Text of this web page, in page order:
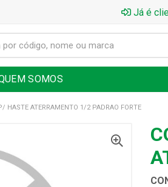
Já é
SOMOS
HASTE ATERRAMENTO 1/2 PADRAO FORTE